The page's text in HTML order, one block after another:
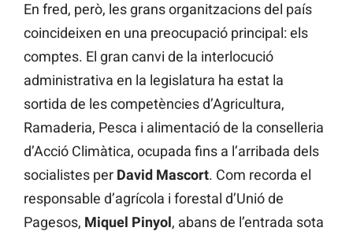
En fred, però, les grans organitzacions del país
coincideixen en una preocupació principal: els
comptes. El gran canvi de la interlocució
administrativa en la legislatura ha estat la
sortida de les competències d’Agricultura,
Ramaderia, Pesca i alimentació de la conselleria
d’Acció Climàtica, ocupada fins a l’arribada dels
socialistes per David Mascort. Com recorda el
responsable d’agrícola i forestal d’Unió de
Pagesos, Miquel Pinyol, abans de l’entrada sota